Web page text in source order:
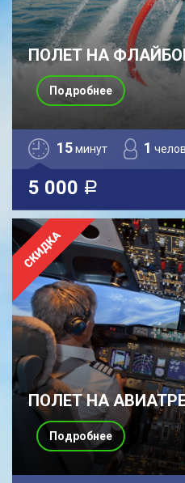
ПОЛЕТ НА
15минут 1
5 000 a
Подробнее
ПОЛЕТ НА
Подробнее